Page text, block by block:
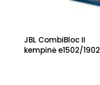
JBL CombiBloc II
kempinė e1502/1902